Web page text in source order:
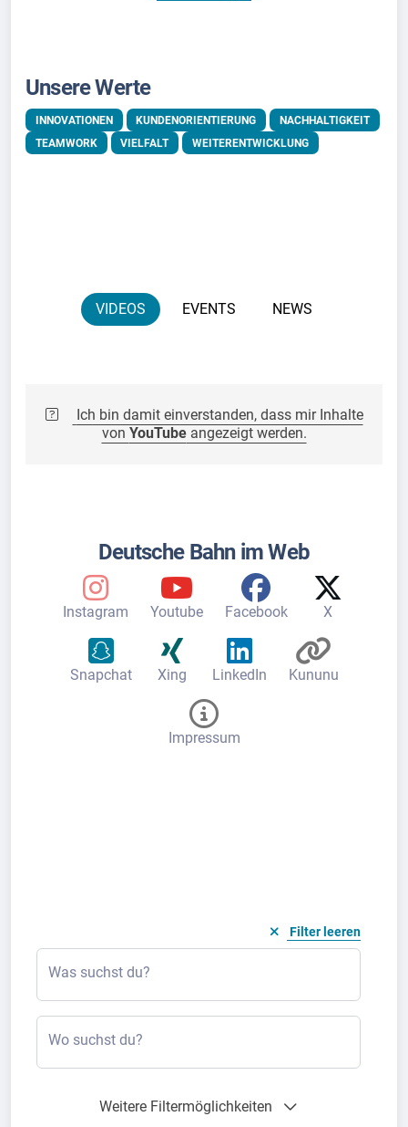
Unsere Werte
INNOVATIONEN KUNDENORIENTIERUNG
NACHHALTIGKEIT
TEAMWORK
VIELFALT WEITERENTWICKLUNG
VIDEOS EVENTS NEWS
Ich bin damit einverstanden, dass mir Inhalte
von YouTubeangezeigt werden.
Deutsche Bahn im Web
Instagram Youtube Facebook X
Snapchat Xing LinkedIn Kununu
Impressum
Filter leeren
Was suchst du?
Wo suchst du?
Weitere Filtermöglichkeiten